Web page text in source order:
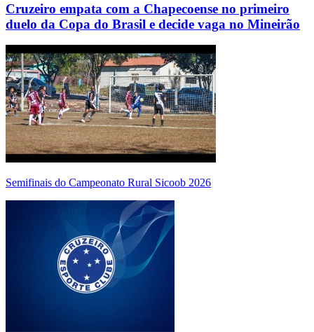
Cruzeiro empata com a Chapecoense no primeiro
duelo da Copa do Brasil e decide vaga no Mineirão
Semifinais do Campeonato Rural Sicoob 2026